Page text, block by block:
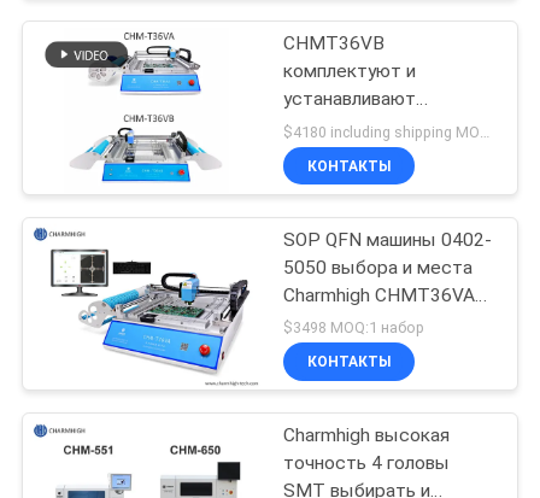
КОНТРОЛЬ
КАЧЕСТВА
СВЯЖИТЕСЬ
С
НАМИ
НОВОСТИ
SHOPPING
ON
Принтер восковки
Печь Рефлов СМТ
CHMT36VB
комплектуют и
устанавливают
оборудование
Charmhigh для собрания
PCB
КОНТАКТЫ
SOP QFN машины 0402-
5050 выбора и места
Charmhigh CHMT36VA
настольное
$3498 MOQ:1 набор
КОНТАКТЫ
Charmhigh высокая
точность 4 головы
SMT выбирать и